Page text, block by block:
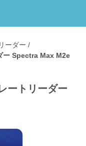
ーダー /
ー Spectra Max M2e
ートリーダー